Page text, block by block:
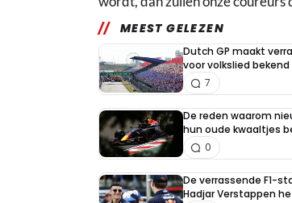
MEEST GELEZEN
Dutch GP maakt
voor volkslied bekend
7
De reden waarom
hun oude kwaaltjes
0
De verrassende F1-
Hadjar Verstappen